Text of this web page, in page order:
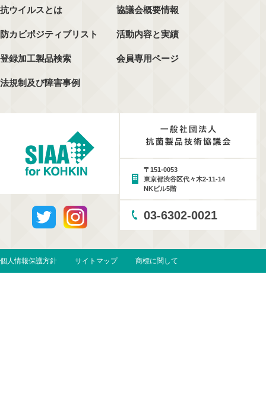
抗ウイルスとは
防カビポジティブリスト
登録加工製品検索
法規制及び障害事例
協議会概要情報
活動内容と実績
会員専用ページ
〒151-0053
東京都渋谷区代々木2-11-14
NKビル5階
03-6302-0021
個人情報保護方針 サイトマップ 商標に関して